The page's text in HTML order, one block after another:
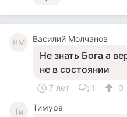
ВМ Василий Молчанов
Не знать Бога а
не в состоянии
7 лет 1 0
Ти Тимура